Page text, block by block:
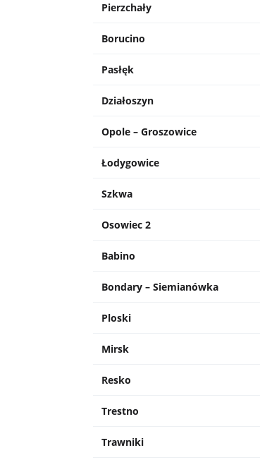
Pierzchały
Borucino
Pasłęk
Działoszyn
Opole – Groszowice
Łodygowice
Szkwa
Osowiec 2
Babino
Bondary – Siemianówka
Ploski
Mirsk
Resko
Trestno
Trawniki